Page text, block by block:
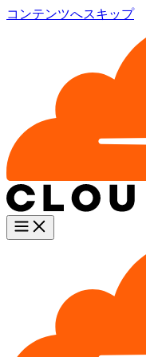
コンテンツへスキップ